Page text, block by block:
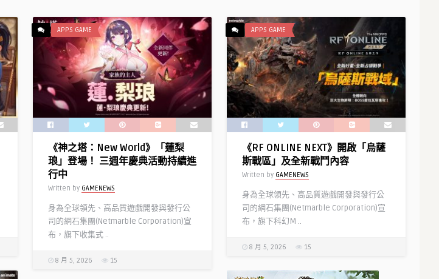
9th
Anniversary
定
從
空
RPG《異
全
平
台
測
本
日
APPS GAME
《神之塔：New World》「蓮梨
琅」登場！ 三週年慶典活動持續進
行中
Written by GAMENEWS
身為全球領先、高品質遊戲開發與發行公
司的網石集團(Netmarble Corporation)宣
布，旗下收集式 ..
8 月 5, 2026 15
APPS GAME
《RF ONLINE NEXT》開啟「烏薩
斯戰區」及全新戰鬥內容
Written by GAMENEWS
身為全球領先、高品質遊戲開發與發行公
司的網石集團(Netmarble Corporation)宣
布，旗下科幻M ..
8 月 5, 2026 15